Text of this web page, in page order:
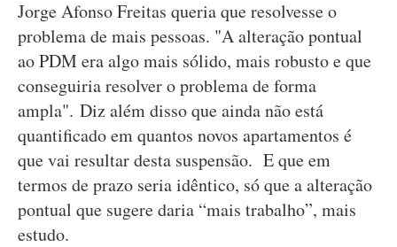
Jorge Afonso Freitas queria que resolvesse o
problema de mais pessoas. "A alteração pontual
ao PDM era algo mais sólido, mais robusto e que
conseguiria resolver o problema de forma
ampla". Diz além disso que ainda não está
quantificado em quantos novos apartamentos é
que vai resultar desta suspensão. E que em
termos de prazo seria idêntico, só que a alteração
pontual que sugere daria “mais trabalho”, mais
estudo.